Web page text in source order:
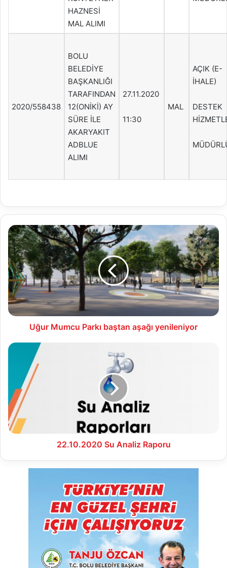
HAZNESİ
MAL ALIMI
2020/558438
BOLU
BELEDİYE
BAŞKANLIĞI
TARAFINDAN
12(ONİKİ) AY
SÜRE İLE
AKARYAKIT
ADBLUE
ALIMI
27.11.2020
11:30
MAL
AÇIK (E-
İHALE)
DESTEK
Uğur
Mumcu
Parkı
baştan
aşağı
yenileniyor
Uğur Mumcu Parkı baştan aşağı yenileniyor
22.10.2020
Raporu
22.10.2020 Su Analiz Raporu